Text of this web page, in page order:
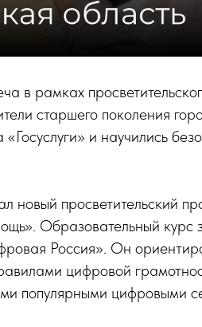
в рамках
старшего поколения
и научились
новый просветительский
Образовательный курс
Россия». Он
цифровой
популярными цифровыми